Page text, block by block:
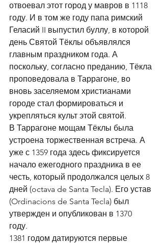
отвоевал этот город у мавров в 1118
году. И в том же году папа римский
Геласий II выпустил буллу, в которой
день Святой Тёклы объявлялся
главным праздником года. А
поскольку, согласно преданию, Тёкла
проповедовала в Таррагоне, во
вновь заселяемом христианами
городе стал формироваться и
укрепляться культ этой святой.
В Таррагоне мощам Тёклы была
устроена торжественная встреча. А
уже с 1359 года здесь фиксируется
начало ежегодного праздника в ее
честь, который продолжался целых 8
дней (octava de Santa Tecla). Его устав
(Ordinacions de Santa Tecla) был
утвержден и опубликован в 1370
году.
1381 годом датируются первые